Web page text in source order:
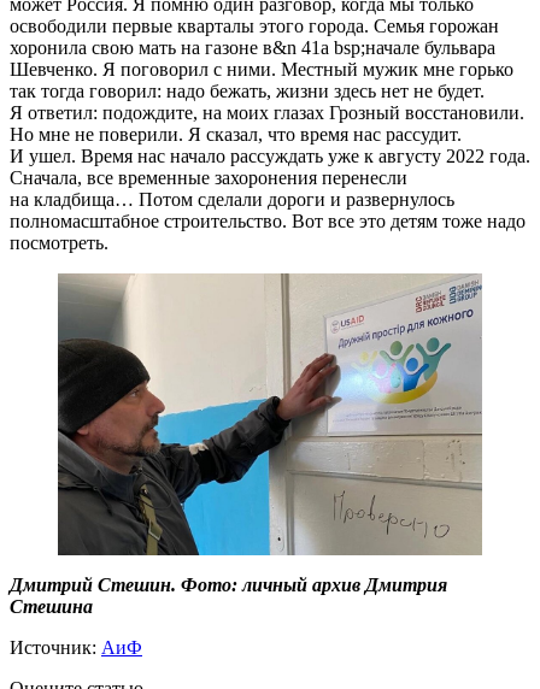
может Россия. Я помню один разговор, когда мы только
освободили первые кварталы этого города. Семья горожан
хоронила свою мать на газоне в&n 41a bsp;начале бульвара
Шевченко. Я поговорил с ними. Местный мужик мне горько
так тогда говорил: надо бежать, жизни здесь нет не будет.
Я ответил: подождите, на моих глазах Грозный восстановили.
Но мне не поверили. Я сказал, что время нас рассудит.
И ушел. Время нас начало рассуждать уже к августу 2022 года.
Сначала, все временные захоронения перенесли
на кладбища… Потом сделали дороги и развернулось
полномасштабное строительство. Вот все это детям тоже надо
посмотреть.
Дмитрий Стешин. Фото: личный архив Дмитрия
Стешина
Источник: АиФ